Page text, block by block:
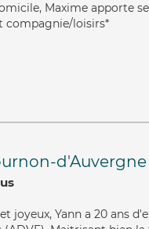
Maxime apporte
compagnie/loisirs*
d'Auvergne
joyeux, Yann a 20 ans